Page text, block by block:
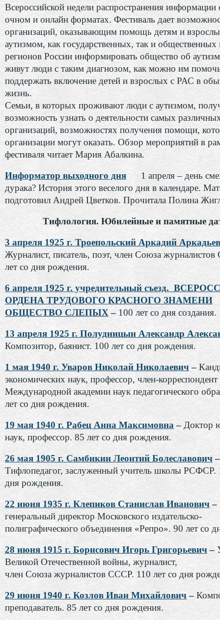
Всероссийской недели распространения информации
очном и онлайн форматах. Фестиваль дает
организаций, оказывающим помощь детям и
аутизмом, как государственных, так и общественных
регионов России информировать общество об
живут люди с таким диагнозом, как можно им
поддержать включение детей и взрослых с РАС в
жизнь.
Семьи, в которых проживают люди с аутизмом,
возможность узнать о деятельности самых
организаций, возможностях получения помощи,
организации могут оказать. Обзор мероприятий в
фестиваля читает Мария Абалкина.
Информатор выходного дня
1 апреля – день
дурака? История этого веселого дня в календаре.
подготовил Андрей Цветков. Прочитала Полина
Тифлология. Юбилейные и памятные
3 апреля 1925 г. Троепольский Аркадий
Журналист, писатель, поэт, член Союза
лет со дня рождения.
6 апреля 1925 г. учредительный съезд.
ОРДЕНА ТРУДОВОГО КРАСНОГО ЗНАМЕНИ
ОБЩЕСТВО СЛЕПЫХ – 100 лет со дня создания.
13 апреля 1925 г. Полудницын Александр
Композитор, баянист. 100 лет со дня рождения.
1 мая 1940 г. Уваров Николай Николаевич–
экономических наук, профессор, член-корреспондент
Международной академии наук педагогического
лет со дня рождения.
19 мая 1940 г. Рабец Анна Максимовна – Доктор
наук, профессор. 85 лет со дня рождения.
26 мая 1905 г. Самбикин Леонтий Болеславович–
Тифлопедагог, заслуженный учитель школы РСФСР.
дня рождения.
22 июня 1935 г. Клепиков Станислав Иванович–
генеральный директор Московского издательско-
полиграфического объединения «Репро». 90 лет со
28 июня 1915 г. Борисович Игорь Григорьевич–
Великой Отечественной войны, журналист,
член Союза журналистов СССР. 110 лет со дня
29 июня 1940 г. Козлов Иван Михайлович–
преподаватель. 85 лет со дня рождения.